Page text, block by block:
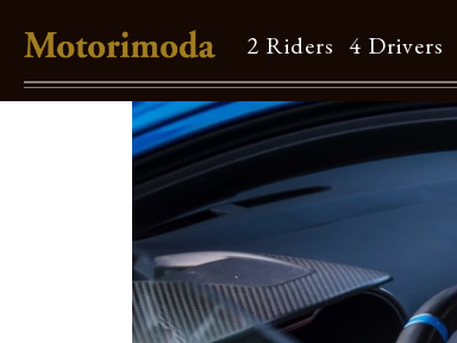
2 Riders 4 Drivers
Shop Info
Motorimodaとは
店舗一覧
Brand